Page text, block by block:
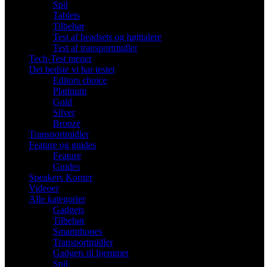
Spil
Tablets
Tilbehør
Test af headsets og højttalere
Test af transportmidler
Tech-Test mener
Det bedste vi har testet
Editors choice
Platinum
Gold
Silver
Bronze
Transportmidler
Feature og guides
Feature
Guides
Speakers Korner
Videoer
Alle kategorier
Gadgets
Tilbehør
Smartphones
Transportmidler
Gadgets til hjemmet
Spil